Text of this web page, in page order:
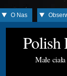
O Nas
Polish
Małe